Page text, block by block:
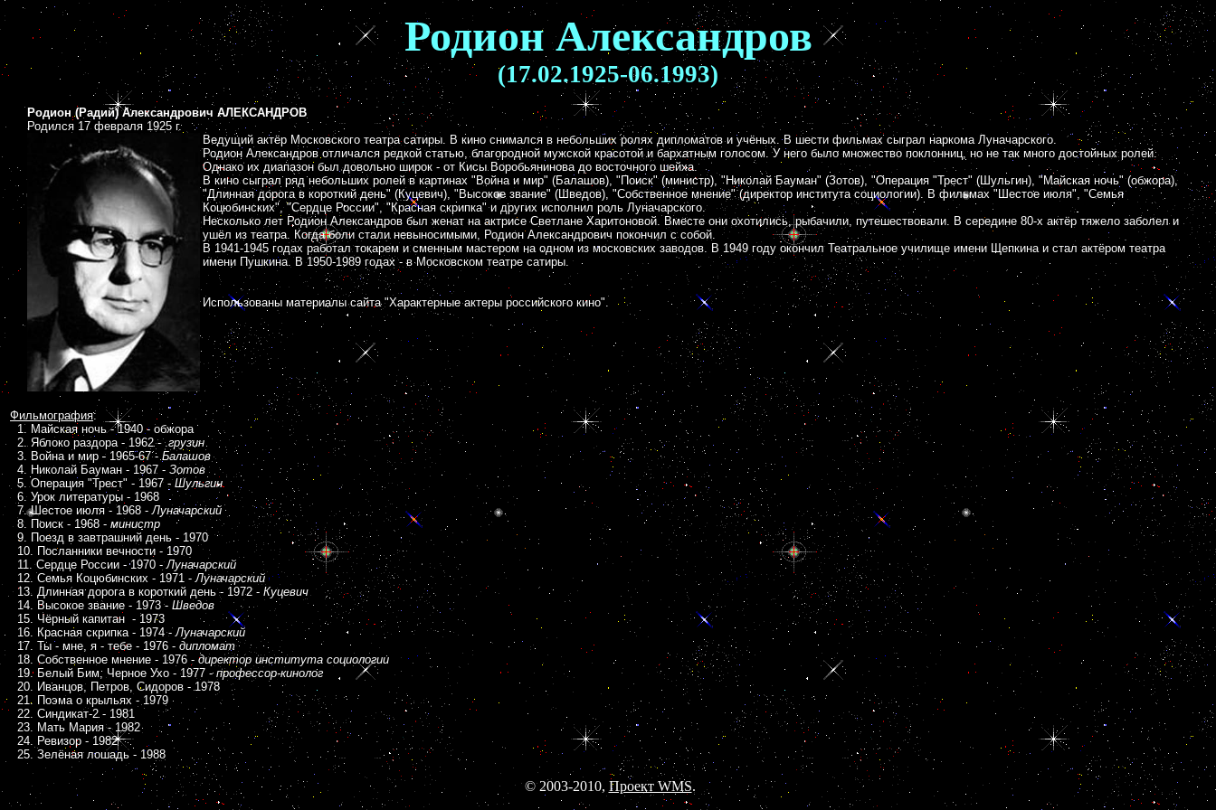
Родион Александров
(17.02.1925-06.1993)
Родион (Радий) Александрович АЛЕКСАНДРОВ
Родился 17 февраля 1925 г.
Ведущий актёр Московского театра сатиры. В кино снимался в небольших ролях дипломатов и учёных. В шести фильмах сыграл наркома Луначарского.
Родион Александров отличался редкой статью, благородной мужской красотой и бархатным голосом. У него было множество поклонниц, но не так много достойных ролей.
Однако их диапазон был довольно широк - от Кисы Воробьянинова до восточного шейха.
В кино сыграл ряд небольших ролей в картинах "Война и мир" (Балашов), "Поиск" (министр), "Николай Бауман" (Зотов), "Операция "Трест" (Шульгин), "Майская ночь" (обжора),
"Длинная дорога в короткий день" (Куцевич), "Высокое звание" (Шведов), "Собственное мнение" (директор института социологии). В фильмах "Шестое июля", "Семья
Коцюбинских", "Сердце России", "Красная скрипка" и других исполнил роль Луначарского.
Несколько лет Родион Александров был женат на актрисе Светлане Харитоновой. Вместе они охотились, рыбачили, путешествовали. В середине 80-х актёр тяжело заболел и
ушёл из театра. Когда боли стали невыносимыми, Родион Александрович покончил с собой.
В 1941-1945 годах работал токарем и сменным мастером на одном из московских заводов. В 1949 году окончил Театральное училище имени Щепкина и стал актёром театра
имени Пушкина. В 1950-1989 годах - в Московском театре сатиры.
Использованы материалы сайта "Характерные актеры российского кино".
Фильмография:
1. Майская ночь- 1940 - обжора
2. Яблоко раздора- 1962 - .грузин
3. Война и мир - 1965-67 -Балашов
4. Николай Бауман - 1967 - Зотов
5.Операция "Трест" - 1967 -Шульгин
6. Урок литературы - 1968
7.Шестое июля - 1968 -Луначарский
8. Поиск - 1968 - министр
9. Поезд в завтрашний день - 1970
10. Посланники вечности - 1970
11.Сердце России - 1970 -Луначарский
12. Семья Коцюбинских - 1971 -Луначарский
13. Длинная дорога в короткий день- 1972 - Куцевич
14. Высокое звание - 1973 - Шведов
15. Чёрный капитан - 1973
16. Красная скрипка - 1974 -Луначарский
17. Ты - мне, я - тебе - 1976 - дипломат
18. Собственное мнение - 1976 - директор института социологии
19. Белый Бим, Черное Ухо - 1977 - профессор-кинолог
20. Иванцов, Петров, Сидоров - 1978
21. Поэма о крыльях - 1979
22. Синдикат-2 - 1981
23. Мать Мария - 1982
24. Ревизор - 1982
25. Зелёная лошадь - 1988
© 2003-2010, Проект WMS.